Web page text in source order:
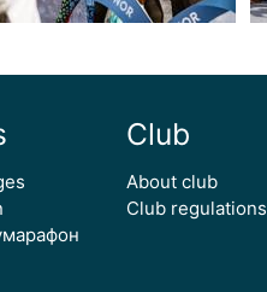
Club
About club
Club regulations